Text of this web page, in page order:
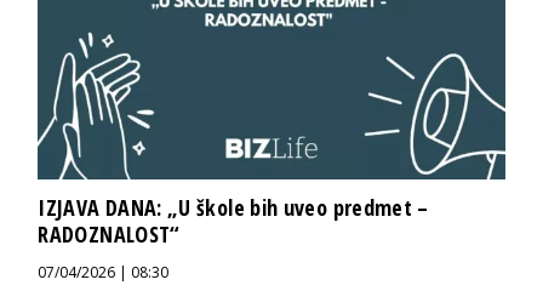
IZJAVA DANA: „U škole bih uveo predmet –
RADOZNALOST“
07/04/2026 | 08:30